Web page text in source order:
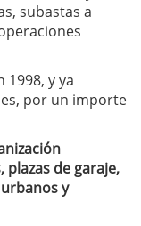
subastas a
1998, y ya
por un importe
plazas de garaje,
y